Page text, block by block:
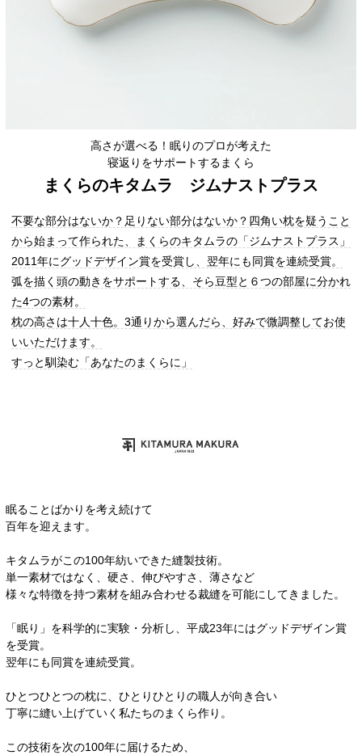
高さが選べる！眠りのプロが考えた
寝返りをサポートするまくら
まくらのキタムラ ジムナストプラス
不要な部分はないか？足りない部分はないか？四角い枕を疑うこと
から始まって作られた、まくらのキタムラの「ジムナストプラス」
2011年にグッドデザイン賞を受賞し、翌年にも同賞を連続受賞。
弧を描く頭の動きをサポートする、そら豆型と６つの部屋に分かれ
た4つの素材。
枕の高さは十人十色。3通りから選んだら、好みで微調整してお使
いいただけます。
すっと馴染む「あなたのまくらに」
眠ることばかりを考え続けて
百年を迎えます。
キタムラがこの100年紡いできた縫製技術。
単一素材ではなく、硬さ、伸びやすさ、薄さなど
様々な特徴を持つ素材を組み合わせる裁縫を可能にしてきました。
「眠り」を科学的に実験・分析し、平成23年にはグッドデザイン賞
を受賞。
翌年にも同賞を連続受賞。
ひとつひとつの枕に、ひとりひとりの職人が向き合い
丁寧に縫い上げていく私たちのまくら作り。
この技術を次の100年に届けるため、